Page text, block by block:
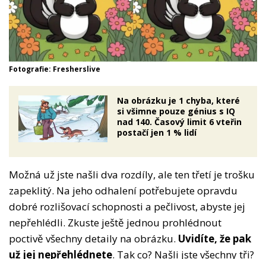
Fotografie: Fresherslive
Na obrázku je 1 chyba, které
si všimne pouze génius s IQ
nad 140. Časový limit 6 vteřin
postačí jen 1 % lidí
Možná už jste našli dva rozdíly, ale ten třetí je trošku
zapeklitý. Na jeho odhalení potřebujete opravdu
dobré rozlišovací schopnosti a pečlivost, abyste jej
nepřehlédli. Zkuste ještě jednou prohlédnout
poctivě všechny detaily na obrázku. Uvidíte, že pak
už jej nepřehlédnete. Tak co? Našli jste všechny tři?